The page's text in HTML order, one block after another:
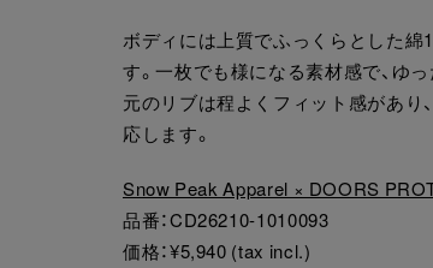
ボディには上質でふっくらとした綿
す。一枚でも様になる素材感で、ゆ
元のリブは程よくフィット感があり
応します。
Snow Peak Apparel × DOORS
品番：CD26210-1010093
価格：¥5,940 (tax incl.)